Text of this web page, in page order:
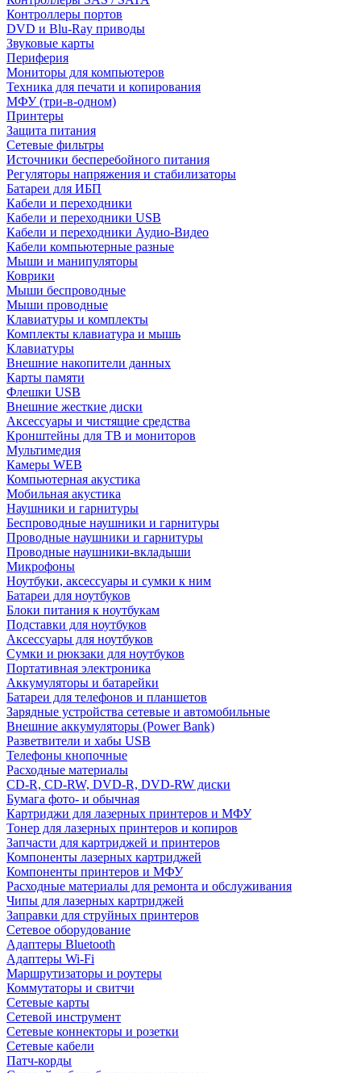
Контроллеры портов
DVD и Blu-Ray приводы
Звуковые карты
Периферия
Мониторы для компьютеров
Техника для печати и копирования
МФУ (три-в-одном)
Принтеры
Защита питания
Сетевые фильтры
Источники бесперебойного питания
Регуляторы напряжения и стабилизаторы
Батареи для ИБП
Кабели и переходники
Кабели и переходники USB
Кабели и переходники Аудио-Видео
Кабели компьютерные разные
Мыши и манипуляторы
Коврики
Мыши беспроводные
Мыши проводные
Клавиатуры и комплекты
Комплекты клавиатура и мышь
Клавиатуры
Внешние накопители данных
Карты памяти
Флешки USB
Внешние жесткие диски
Аксессуары и чистящие средства
Кронштейны для ТВ и мониторов
Мультимедия
Камеры WEB
Компьютерная акустика
Мобильная акустика
Наушники и гарнитуры
Беспроводные наушники и гарнитуры
Проводные наушники и гарнитуры
Проводные наушники-вкладыши
Микрофоны
Ноутбуки, аксессуары и сумки к ним
Батареи для ноутбуков
Блоки питания к ноутбукам
Подставки для ноутбуков
Аксессуары для ноутбуков
Сумки и рюкзаки для ноутбуков
Портативная электроника
Аккумуляторы и батарейки
Батареи для телефонов и планшетов
Зарядные устройства сетевые и автомобильные
Внешние аккумуляторы (Power Bank)
Разветвители и хабы USB
Телефоны кнопочные
Расходные материалы
CD-R, CD-RW, DVD-R, DVD-RW диски
Бумага фото- и обычная
Картриджи для лазерных принтеров и МФУ
Тонер для лазерных принтеров и копиров
Запчасти для картриджей и принтеров
Компоненты лазерных картриджей
Компоненты принтеров и МФУ
Расходные материалы для ремонта и обслуживания
Чипы для лазерных картриджей
Заправки для струйных принтеров
Сетевое оборудование
Адаптеры Bluetooth
Адаптеры Wi-Fi
Маршрутизаторы и роутеры
Коммутаторы и свитчи
Сетевые карты
Сетевой инструмент
Сетевые коннекторы и розетки
Сетевые кабели
Патч-корды